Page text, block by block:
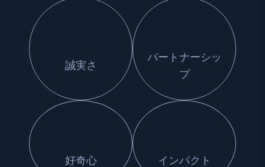
誠実さ
パートナーシッ
プ
好奇心 インパクト